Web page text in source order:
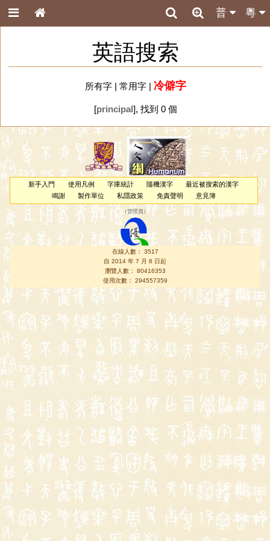
粵
普
英語搜索
所有字| 常用字| 冷僻字
[principal], 找到 0 個
新手入門 使用凡例 字庫統計 隨機漢字
最近被搜索的漢字
鳴謝
製作單位 私隱政策 免責聲明 意見簿
（管理員 ）
在線人數： 3517
自 2014 年 7 月 8 日起
瀏覽人數： 80416353
使用次數： 294557359